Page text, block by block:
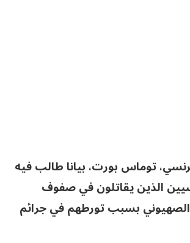
توماس بورت، بيانا طالب فيه
الذين يقاتلون في صفوف
بسبب تورطهم في جرائم